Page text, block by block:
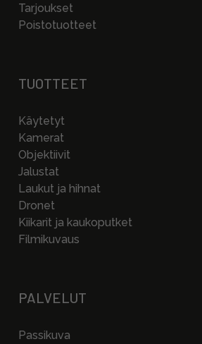
Tarjoukset
Poistotuotteet
TUOTTEET
Käytetyt
Kamerat
Objektiivit
Jalustat
Laukut ja hihnat
Dronet
Kiikarit ja kaukoputket
Filmikuvaus
PALVELUT
Passikuva